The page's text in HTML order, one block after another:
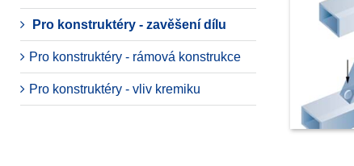
Pro konstruktéry - zavěšení dílu
Pro konstruktéry - rámová konstrukce
Pro konstruktéry - vliv kremiku